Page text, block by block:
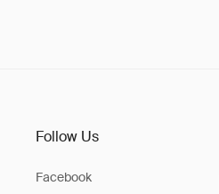
Follow Us
Facebook